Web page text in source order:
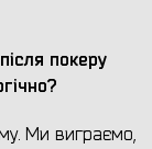
покеру
Ми виграємо,